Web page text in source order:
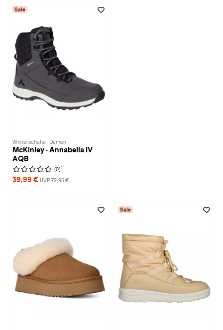
Sale
Winterschuhe · Damen
McKinley · Annabella IV
AQB
(0) 1
39,99 € UVP 79,95 €
Sale